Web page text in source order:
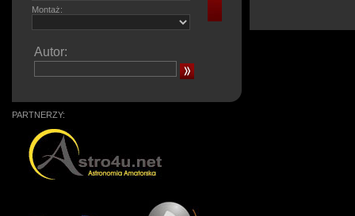
Montaż:
Autor:
PARTNERZY: